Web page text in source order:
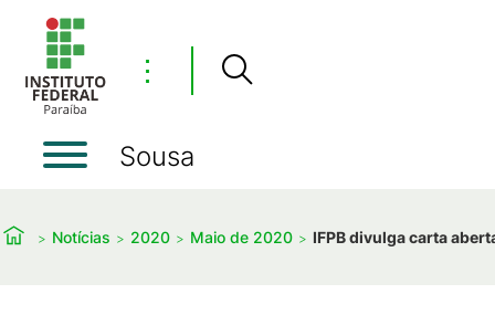
⋮
Sousa
Notícias 2020 Maio de 2020 IFPB divulga carta